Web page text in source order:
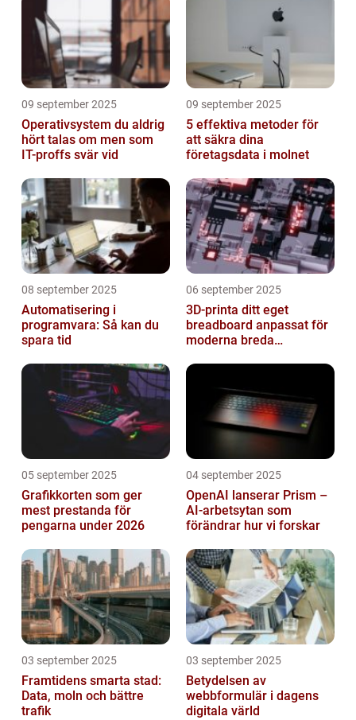
09 september 2025
Operativsystem du aldrig
hört talas om men som
IT-proffs svär vid
09 september 2025
5 effektiva metoder för
att säkra dina
företagsdata i molnet
08 september 2025
Automatisering i
programvara: Så kan du
spara tid
06 september 2025
3D-printa ditt eget
breadboard anpassat för
moderna breda
05 september 2025
Grafikkorten som ger
mest prestanda för
pengarna under 2026
04 september 2025
OpenAI lanserar Prism –
AI-arbetsytan som
förändrar hur vi forskar
03 september 2025
Framtidens smarta stad:
Data, moln och bättre
trafik
03 september 2025
Betydelsen av
webbformulär i dagens
digitala värld